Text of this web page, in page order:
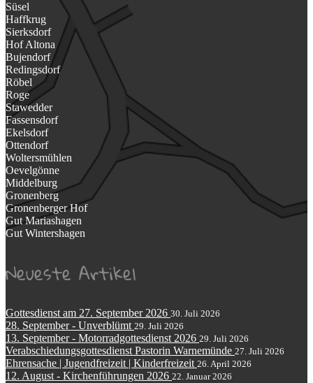
Süsel
Haffkrug
Sierksdorf
Hof Altona
Bujendorf
Redingsdorf
Röbel
Roge
Stawedder
Fassensdorf
Ekelsdorf
Ottendorf
Woltersmühlen
Oevelgönne
Middelburg
Gronenberg
Gronenberger Hof
Gut Mariashagen
Gut Wintershagen
Neueste Artikel
Gottesdienst am 27. September 2026 30. Juli 2026
28. September - Unverblümt 29. Juli 2026
13. September - Motorradgottesdienst 2026 29. Juli 2026
Verabschiedungsgottesdienst Pastorin Warnemünde 27. Juli 2026
Ehrensache | Jugendfreizeit | Kinderfreizeit 26. April 2026
12. August - Kirchenführungen 2026 22. Januar 2026